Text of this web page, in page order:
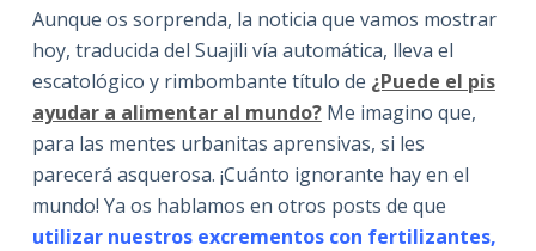
Aunque os sorprenda, la noticia que vamos mostrar
hoy, traducida del Suajili vía automática, lleva el
escatológico y rimbombante título de ¿Puede el pis
ayudar a alimentar al mundo?Me imagino que,
para las mentes urbanitas aprensivas, si les
parecerá asquerosa. ¡Cuánto ignorante hay en el
mundo! Ya os hablamos en otros posts de que
utilizar nuestros excrementos con fertilizantes,